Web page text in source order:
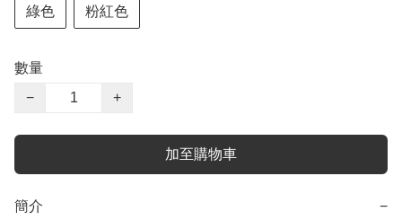
綠色 粉紅色
數量
−
+
加至購物車
簡介 −